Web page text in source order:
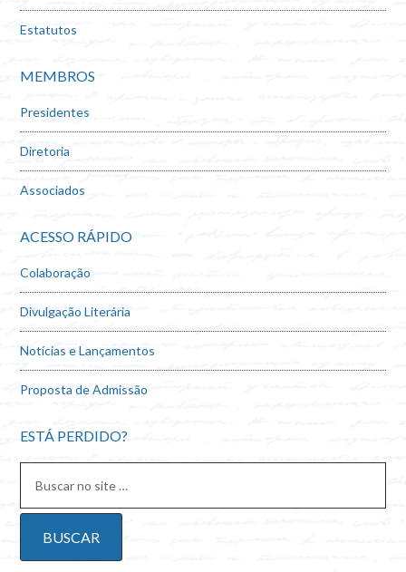
Estatutos
MEMBROS
Presidentes
Diretoria
Associados
ACESSO RÁPIDO
Colaboração
Divulgação Literária
Notícias e Lançamentos
Proposta de Admissão
ESTÁ PERDIDO?